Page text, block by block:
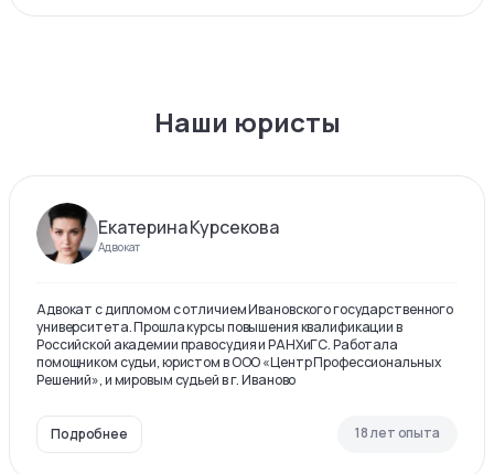
Наши юристы
Екатерина Курсекова
Адвокат
Адвокат с дипломом с отличием Ивановского государственного
университета. Прошла курсы повышения квалификации в
Российской академии правосудия и РАНХиГС. Работала
помощником судьи, юристом в ООО «Центр Профессиональных
Решений», и мировым судьей в г. Иваново
Подробнее 18 лет опыта